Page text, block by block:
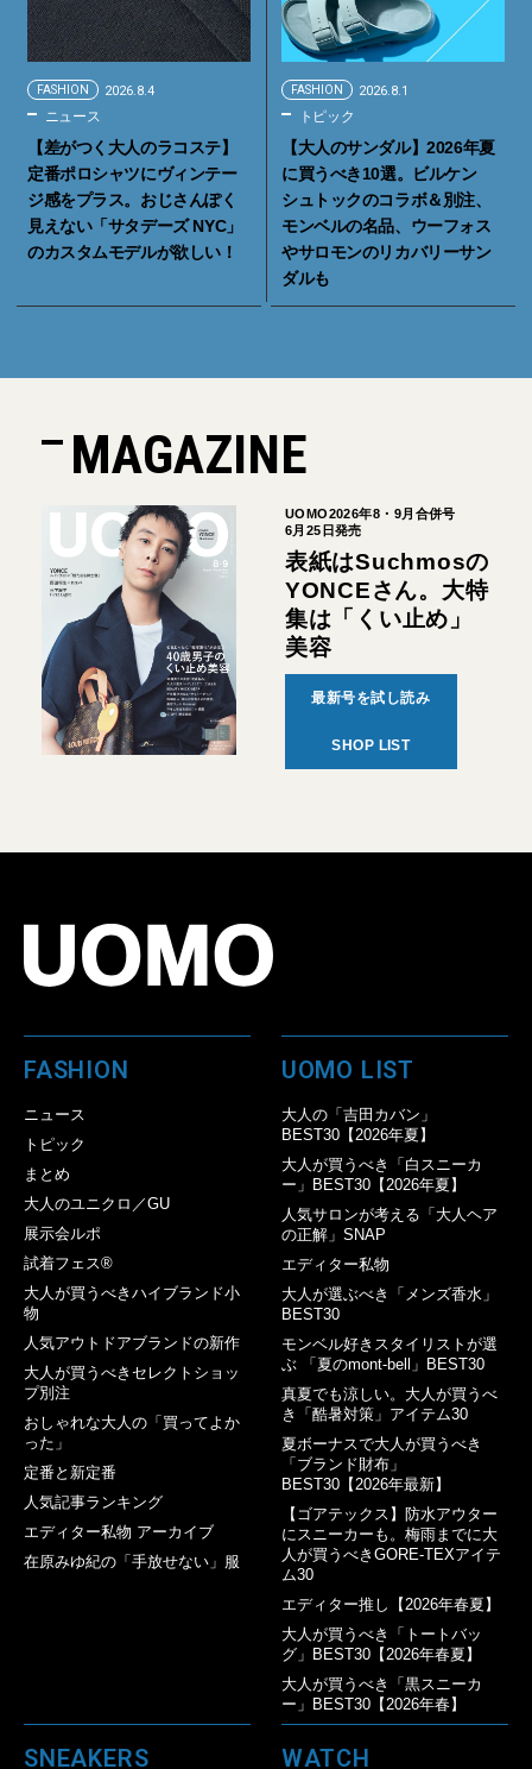
FASHION 2026.8.4
ニュース
【差がつく大人のラコステ】
定番ポロシャツにヴィンテー
ジ感をプラス。おじさんぽく
見えない「サタデーズ NYC」
のカスタムモデルが欲しい！
FASHION 2026.8.1
トピック
【大人のサンダル】2026年夏
に買うべき10選。ビルケン
シュトックのコラボ＆別注、
モンベルの名品、ウーフォス
やサロモンのリカバリーサン
ダルも
MAGAZINE
UOMO2026年8・9月合併号
6月25日発売
表紙はSuchmosの
YONCEさん。大特
集は「くい止め」
美容
最新号を試し読み
SHOP LIST
FASHION
ニュース
トピック
まとめ
大人のユニクロ／GU
展示会ルポ
試着フェス®︎
大人が買うべきハイブランド小
物
人気アウトドアブランドの新作
大人が買うべきセレクトショッ
プ別注
おしゃれな大人の「買ってよか
った」
定番と新定番
人気記事ランキング
エディター私物 アーカイブ
在原みゆ紀の「手放せない」服
UOMO LIST
大人の「吉田カバン」
BEST30【2026年夏】
大人が買うべき「白スニーカ
ー」BEST30【2026年夏】
人気サロンが考える「大人ヘア
の正解」SNAP
エディター私物
大人が選ぶべき「メンズ香水」
BEST30
モンベル好きスタイリストが選
ぶ 「夏のmont-bell」BEST30
真夏でも涼しい。大人が買うべ
き「酷暑対策」アイテム30
夏ボーナスで大人が買うべき
「ブランド財布」
BEST30【2026年最新】
【ゴアテックス】防水アウター
にスニーカーも。梅雨までに大
人が買うべきGORE-TEXアイテ
ム30
エディター推し【2026年春夏】
大人が買うべき「トートバッ
グ」BEST30【2026年春夏】
大人が買うべき「黒スニーカ
ー」BEST30【2026年春】
SNEAKERS WATCH